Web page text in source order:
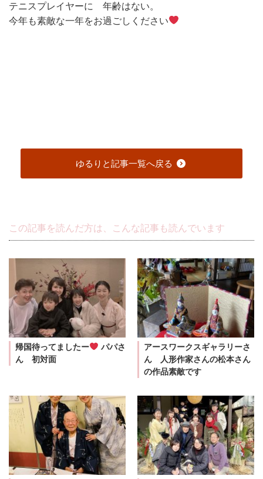
テニスプレイヤーに 年齢はない。
今年も素敵な一年をお過ごしください
ゆるりと記事一覧へ戻る
この記事を読んだ方は、こんな記事も読んでいます
帰国待ってましたー
パパさ
ん 初対面
アースワークスギャラリーさ
ん 人形作家さんの松本さん
の作品素敵です